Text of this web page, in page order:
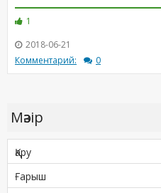
1
2018-06-21
Комментарий:
0
Мәзір
Қару
Ғарыш